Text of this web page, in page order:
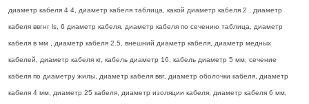
диаметр кабеля 4 4, диаметр кабеля таблица, какой диаметр кабеля 2 , диаметр
кабеля ввгнг ls, 6 диаметр кабеля, диаметр кабеля по сечению таблица, диаметр
кабеля в мм , диаметр кабеля 2.5, внешний диаметр кабеля, диаметр медных
кабелей, диаметр кабеля кг, кабель диаметр 16, кабель диаметр 5 мм, сечение
кабеля по диаметру жилы, диаметр кабеля ввг, диаметр оболочки кабеля, диаметр
кабеля 4 мм, диаметр 25 кабеля, диаметр изоляции кабеля, диаметр кабеля 6 мм,